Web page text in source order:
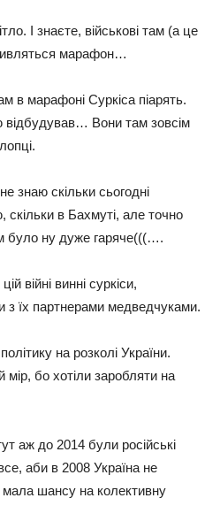
І знаєте, військові там (а це
марафон…
в марафоні Суркіса піарять.
відбудував… Вони там зовсім
знаю скільки сьогодні
скільки в Бахмуті, але точно
було ну дуже гаряче(((….
війні винні суркіси,
з їх партнерами медведчуками.
на розколі України.
мір, бо хотіли заробляти на
аж до 2014 були російські
аби в 2008 Україна не
шансу на колективну